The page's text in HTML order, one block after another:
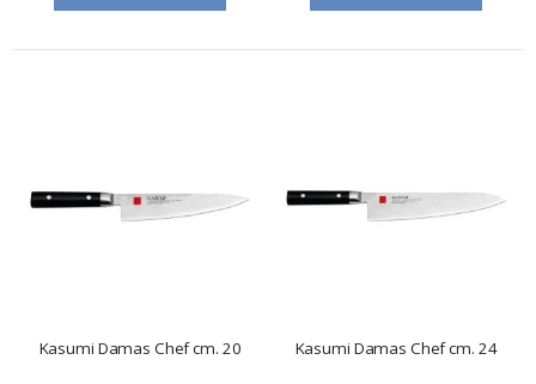
Kasumi Damas Chef cm. 20 Kasumi Damas Chef cm. 24